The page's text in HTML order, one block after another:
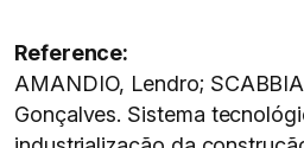
Reference:
AMANDIO, Lendro;
Gonçalves. Sistema